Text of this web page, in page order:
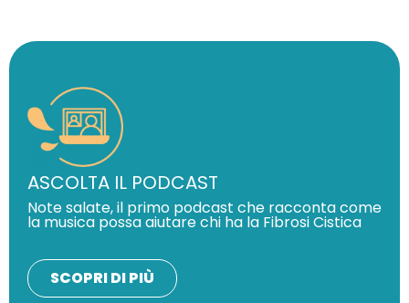
ASCOLTA IL PODCAST
Note salate, il primo podcast che racconta come
la musica possa aiutare chi ha la Fibrosi Cistica
SCOPRI DI PIÙ